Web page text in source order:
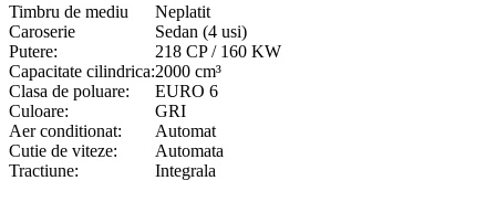
Timbru de mediu
Neplatit
Caroserie
Sedan (4 usi)
Putere:
218 CP / 160 KW
Capacitate cilindrica:2000 cm³
Clasa de poluare:
EURO 6
Culoare:
GRI
Aer conditionat:
Automat
Cutie de viteze:
Automata
Tractiune:
Integrala